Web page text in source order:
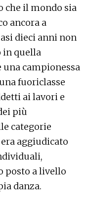
che il mondo sia
ancora a
dieci anni non
in quella
una campionessa
fuoriclasse
ai lavori e
più
categorie
aggiudicato
posto a livello
danza.